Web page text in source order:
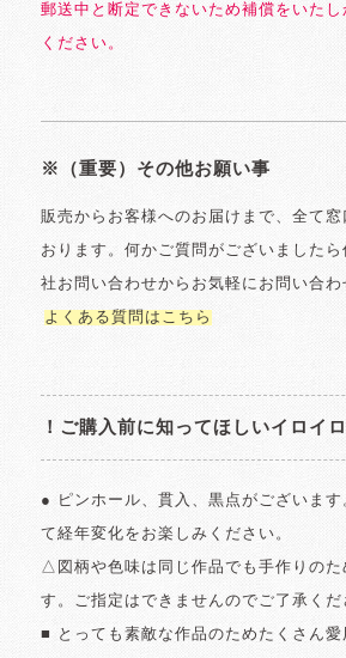
郵送中と断定できないため補償をいた
ください。
※（重要）その他お願い事
販売からお客様へのお届けまで、全て
おります。何かご質問がございました
社お問い合わせからお気軽にお問い合わ
よくある質問はこちら
！ご購入前に知ってほしいイロイロ
● ピンホール、貫入、黒点がございます
て経年変化をお楽しみください。
△図柄や色味は同じ作品でも手作りのた
す。ご指定はできませんのでご了承くだ
■ とっても素敵な作品のためたくさん